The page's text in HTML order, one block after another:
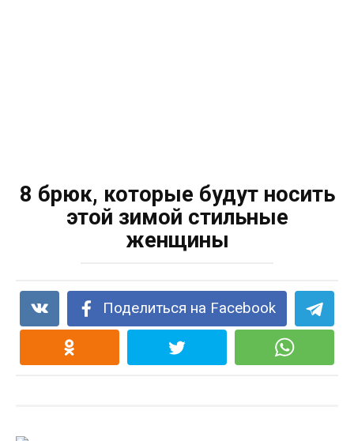
8 брюк, которые будут носить
этой зимой стильные
женщины
Поделиться на Facebook